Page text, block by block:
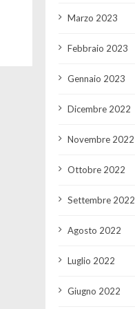
Marzo 2023
Febbraio 2023
Gennaio 2023
Dicembre 2022
Novembre 2022
Ottobre 2022
Settembre 2022
Agosto 2022
Luglio 2022
Giugno 2022